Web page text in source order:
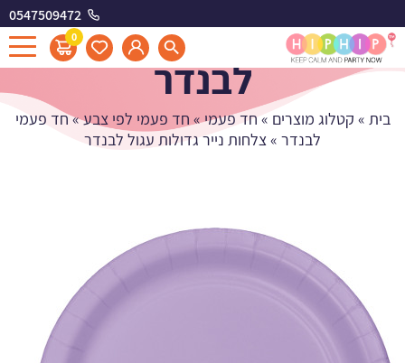
0547509472
0
צלחות נייר גדולות עגול
לבנדר
בית » קטלוג מוצרים » חד פעמי» חד פעמי לפי צבע»חד פעמי
לבנדר »צלחות נייר גדולות עגול לבנדר